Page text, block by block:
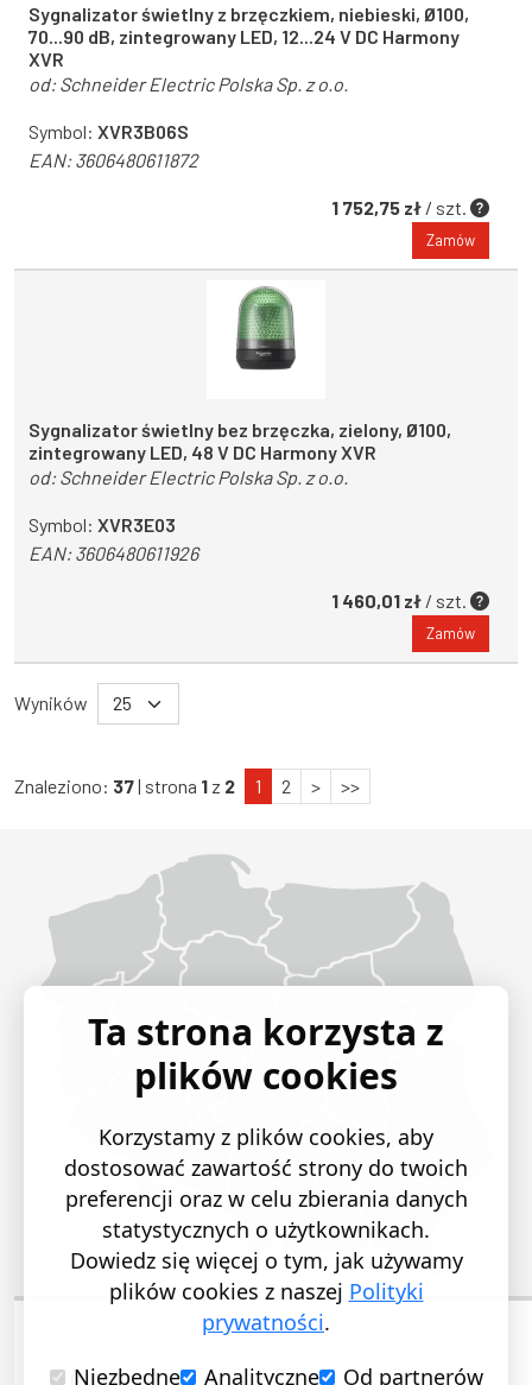
Sygnalizator świetlny z brzęczkiem, niebieski, Ø100,
70...90 dB, zintegrowany LED, 12...24 V DC Harmony
XVR
od:Schneider Electric Polska Sp. z o.o.
Symbol: XVR3B06S
EAN:3606480611872
1 752,75 zł / szt.
Zamów
Sygnalizator świetlny bez brzęczka, zielony, Ø100,
zintegrowany LED, 48 V DC Harmony XVR
od:Schneider Electric Polska Sp. z o.o.
Symbol: XVR3E03
EAN:3606480611926
1 460,01 zł / szt.
Zamów
Wyników
Znaleziono: 37| strona 1 z 2 1 2 > >>
Ta strona korzysta z
plików cookies
Korzystamy z plików cookies, aby
dostosować zawartość strony do twoich
preferencji oraz w celu zbierania danych
statystycznych o użytkownikach.
Dowiedz się więcej o tym, jak używamy
plików cookies z naszej Polityki
prywatności.
Niezbędne
Analityczne Od partnerów